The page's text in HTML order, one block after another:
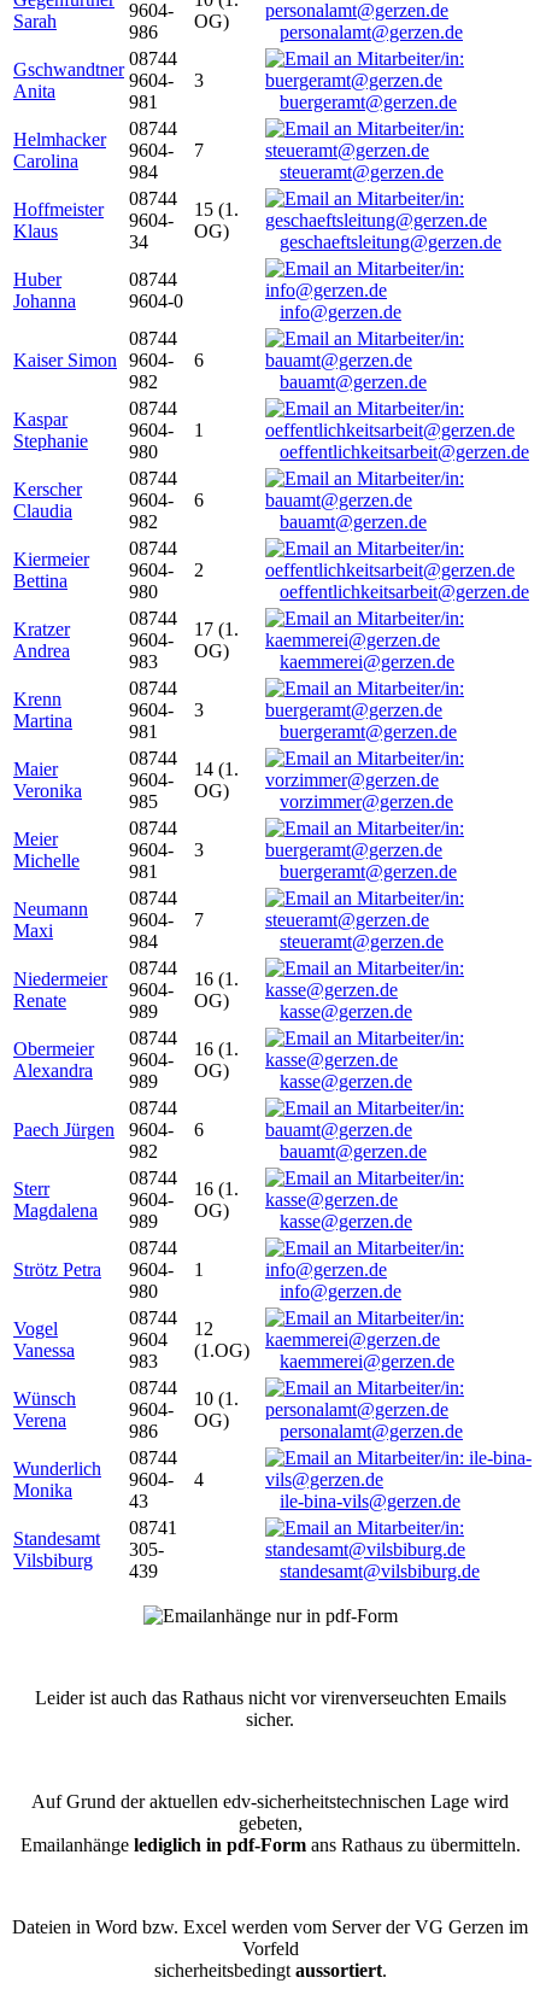
Sarah
9604-
986
OG)
personalamt@gerzen.de
Gschwandtner
Anita
08744
9604-
981
3
buergeramt@gerzen.de
Helmhacker
Carolina
08744
9604-
984
7
steueramt@gerzen.de
Hoffmeister
Klaus
08744
9604-
34
15 (1.
OG)
geschaeftsleitung@gerzen.de
Huber
Johanna
08744
9604-0
info@gerzen.de
Kaiser Simon
08744
9604-
982
6
bauamt@gerzen.de
Kaspar
Stephanie
08744
9604-
980
1
oeffentlichkeitsarbeit@gerzen.de
Kerscher
Claudia
08744
9604-
982
6
bauamt@gerzen.de
Kiermeier
Bettina
08744
9604-
980
2
oeffentlichkeitsarbeit@gerzen.de
Kratzer
Andrea
08744
9604-
983
17 (1.
OG)
kaemmerei@gerzen.de
Krenn
Martina
08744
9604-
981
3
buergeramt@gerzen.de
Maier
Veronika
08744
9604-
985
14 (1.
OG)
vorzimmer@gerzen.de
Meier
Michelle
08744
9604-
981
3
buergeramt@gerzen.de
Neumann
Maxi
08744
9604-
984
7
steueramt@gerzen.de
Niedermeier
Renate
08744
9604-
989
16 (1.
OG)
kasse@gerzen.de
Obermeier
Alexandra
08744
9604-
989
16 (1.
OG)
kasse@gerzen.de
Paech Jürgen
08744
9604-
982
6
bauamt@gerzen.de
Sterr
Magdalena
08744
9604-
989
16 (1.
OG)
kasse@gerzen.de
Strötz Petra
08744
9604-
980
1
info@gerzen.de
Vogel
Vanessa
08744
9604
983
12
(1.OG)
kaemmerei@gerzen.de
Wünsch
Verena
08744
9604-
986
10 (1.
OG)
personalamt@gerzen.de
Wunderlich
Monika
08744
9604-
43
4
ile-bina-vils@gerzen.de
Standesamt
Vilsbiburg
08741
305-
439
standesamt@vilsbiburg.de
Leider ist auch das Rathaus nicht vor virenverseuchten Emails
sicher.
Auf Grund der aktuellen edv-sicherheitstechnischen Lage wird
gebeten,
Emailanhänge lediglich in pdf-Formans Rathaus zu übermitteln.
Dateien in Word bzw. Excel werden vom Server der VG Gerzen im
Vorfeld
sicherheitsbedingt aussortiert.